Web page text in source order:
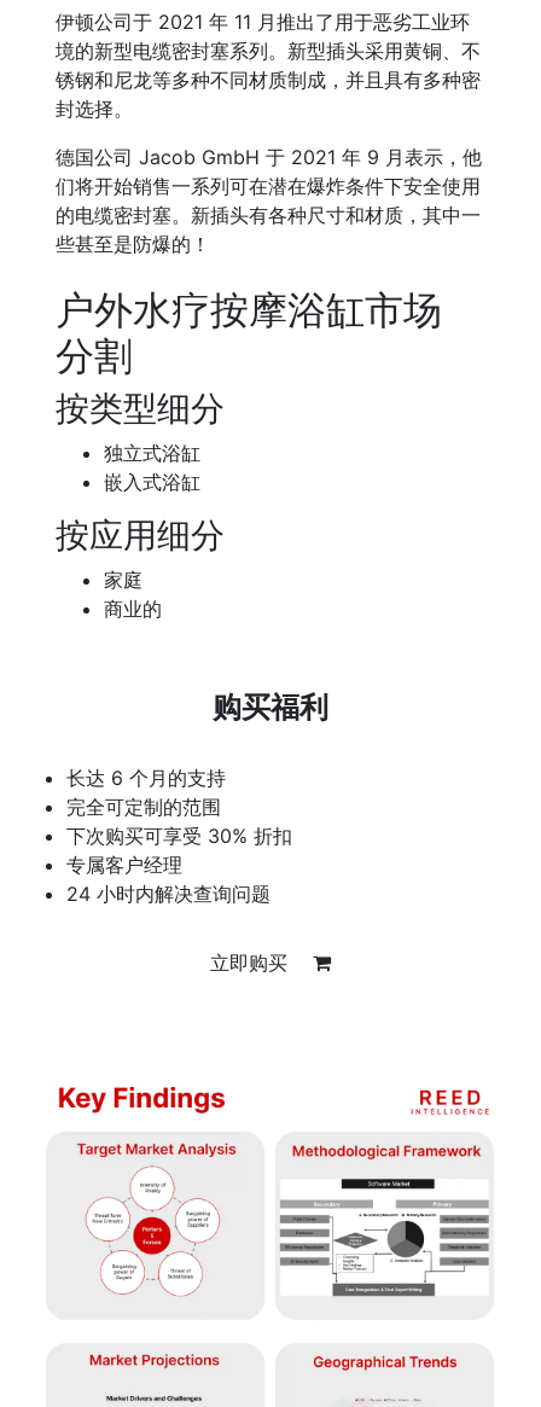
伊顿公司于 2021 年 11 月推出了用于恶劣工业环
境的新型电缆密封塞系列。新型插头采用黄铜、不
锈钢和尼龙等多种不同材质制成，并且具有多种密
封选择。
德国公司 Jacob GmbH 于 2021 年 9 月表示，他
们将开始销售一系列可在潜在爆炸条件下安全使用
的电缆密封塞。新插头有各种尺寸和材质，其中一
些甚至是防爆的！
户外水疗按摩浴缸市场
分割
按类型细分
独立式浴缸
嵌入式浴缸
按应用细分
家庭
商业的
购买福利
长达 6 个月的支持
完全可定制的范围
下次购买可享受 30% 折扣
专属客户经理
24 小时内解决查询问题
立即购买